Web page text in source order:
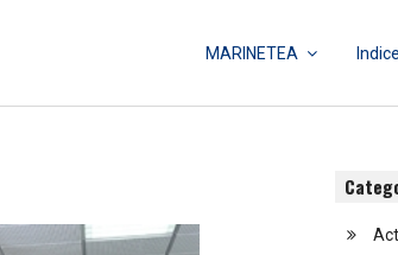
MARINETEA Indice